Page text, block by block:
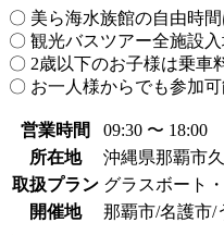
〇 美ら海水族館の自由時間
〇 観光バスツアー全施設入
〇 2歳以下のお子様は乗車
〇 お一人様からでも参加可
営業時間
09:30 〜 18:00
所在地
沖縄県那覇市
取扱プラン グラスボート
開催地
那覇市/名護市/